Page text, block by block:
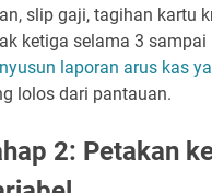
slip gaji, tagihan kartu
ketiga selama 3
laporan arus kas
lolos dari pantauan.
2: Petakan